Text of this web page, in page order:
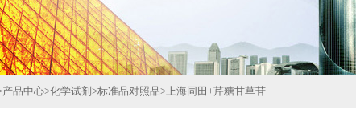
产品中心>化学试剂 >标准品对照品>上海同田+芹糖甘草苷